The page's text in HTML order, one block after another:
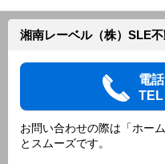
湘南レーベル（株）SLE
電
TEL
お問い合わせの際は「ホー
とスムーズです。